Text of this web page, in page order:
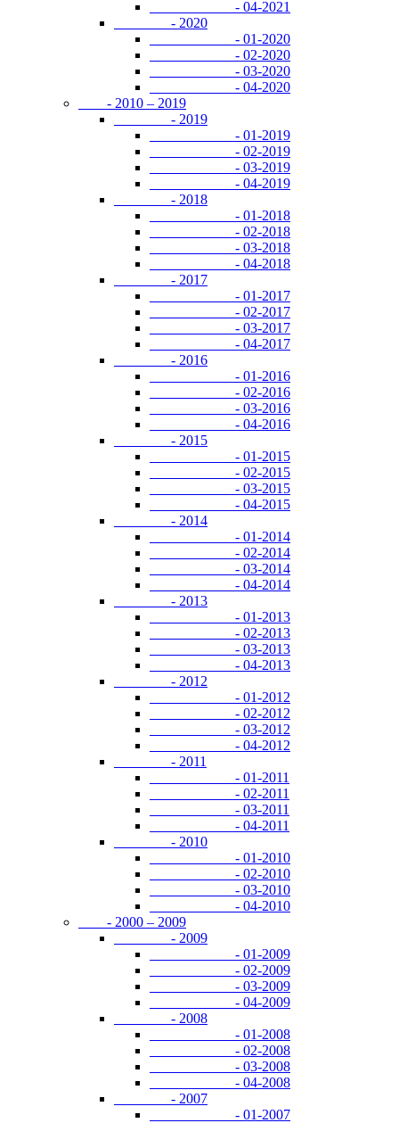
- 04-2021
- 2020
- 01-2020
- 02-2020
- 03-2020
- 04-2020
- 2010 – 2019
- 2019
- 01-2019
- 02-2019
- 03-2019
- 04-2019
- 2018
- 01-2018
- 02-2018
- 03-2018
- 04-2018
- 2017
- 01-2017
- 02-2017
- 03-2017
- 04-2017
- 2016
- 01-2016
- 02-2016
- 03-2016
- 04-2016
- 2015
- 01-2015
- 02-2015
- 03-2015
- 04-2015
- 2014
- 01-2014
- 02-2014
- 03-2014
- 04-2014
- 2013
- 01-2013
- 02-2013
- 03-2013
- 04-2013
- 2012
- 01-2012
- 02-2012
- 03-2012
- 04-2012
- 2011
- 01-2011
- 02-2011
- 03-2011
- 04-2011
- 2010
- 01-2010
- 02-2010
- 03-2010
- 04-2010
- 2000 – 2009
- 2009
- 01-2009
- 02-2009
- 03-2009
- 04-2009
- 2008
- 01-2008
- 02-2008
- 03-2008
- 04-2008
- 2007
- 01-2007